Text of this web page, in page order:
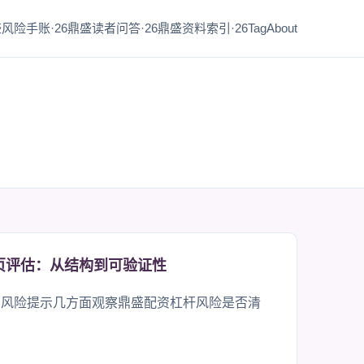
险手账·26鼎盛读者问答·26鼎盛资料索引·26TagAbout
估：从结构到可验证性
险提示几方面观察鼎盛配资杠杆风险是否清